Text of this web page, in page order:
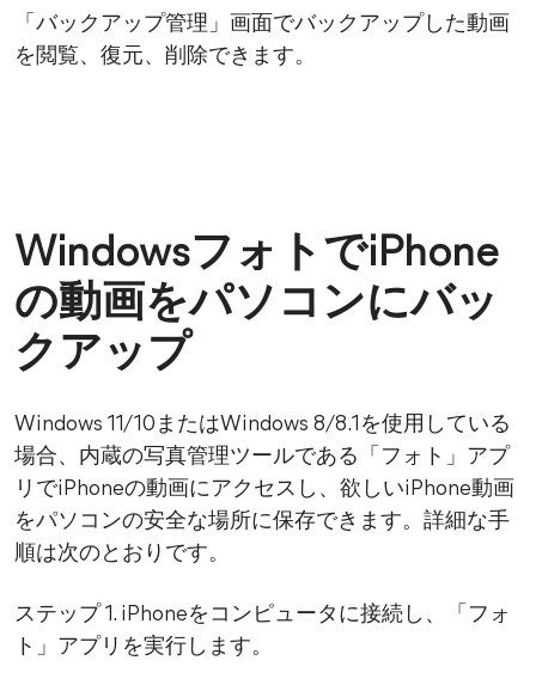
「バックアップ管理」画面でバックアップした動画
を閲覧、復元、削除できます。
WindowsフォトでiPhone
の動画をパソコンにバッ
クアップ
Windows 11/10またはWindows 8/8.1を使用している
場合、内蔵の写真管理ツールである「フォト」アプ
リでiPhoneの動画にアクセスし、欲しいiPhone動画
をパソコンの安全な場所に保存できます。詳細な手
順は次のとおりです。
ステップ 1. iPhoneをコンピュータに接続し、「フォ
ト」アプリを実行します。